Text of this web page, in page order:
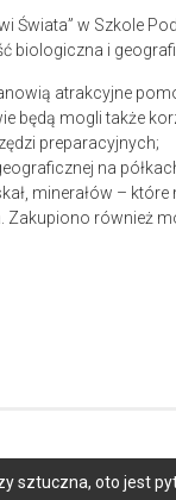
Świata” w Szkole
biologiczna i
atrakcyjne
będą mogli także
preparacyjnych;
na
minerałów –
Zakupiono również
sztuczna, oto jest